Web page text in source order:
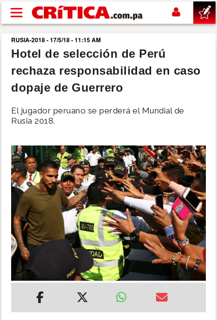
Pasar al contenido principal
buscar
SUCESOS
POLÍTICA
SHOW
DEPORTES
MUNDO
INSÓLITAS
MULTIMEDIA
RUSIA-2018 - 17/5/18 - 11:15 AM
Hotel de selección de Perú
rechaza responsabilidad en caso
dopaje de Guerrero
El jugador peruano se perderá el Mundial de
Rusia 2018.